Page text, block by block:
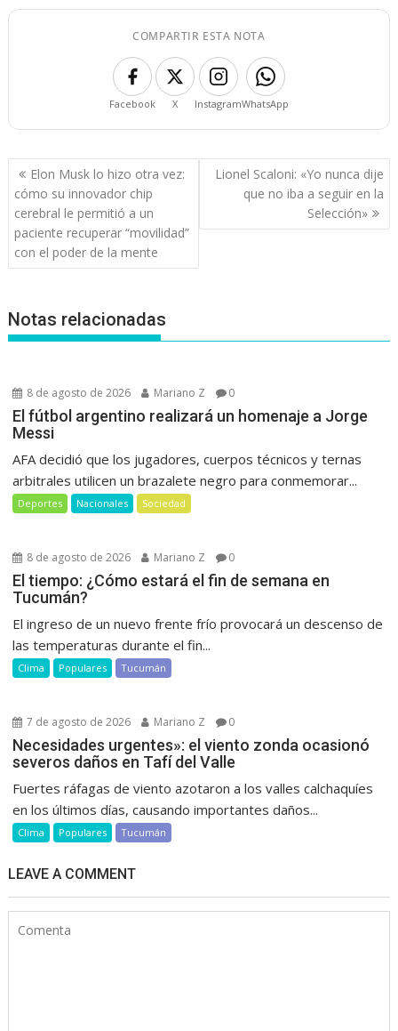
COMPARTIR ESTA NOTA
Facebook X InstagramWhatsApp
Navegación
de
entradas
Elon Musk lo hizo otra vez:
cómo su innovador chip
cerebral le permitió a un
paciente recuperar “movilidad”
con el poder de la mente
Lionel Scaloni: «Yo nunca dije
que no iba a seguir en la
Selección»
Notas relacionadas
8 de agosto de 2026 Mariano Z 0
El fútbol argentino realizará un homenaje a Jorge
Messi
AFA decidió que los jugadores, cuerpos técnicos y ternas
arbitrales utilicen un brazalete negro para conmemorar...
Deportes Nacionales Sociedad
8 de agosto de 2026 Mariano Z 0
El tiempo: ¿Cómo estará el fin de semana en
Tucumán?
El ingreso de un nuevo frente frío provocará un descenso de
las temperaturas durante el fin...
Clima Populares Tucumán
7 de agosto de 2026 Mariano Z 0
Necesidades urgentes»: el viento zonda ocasionó
severos daños en Tafí del Valle
Fuertes ráfagas de viento azotaron a los valles calchaquíes
en los últimos días, causando importantes daños...
Clima Populares Tucumán
LEAVE A COMMENT